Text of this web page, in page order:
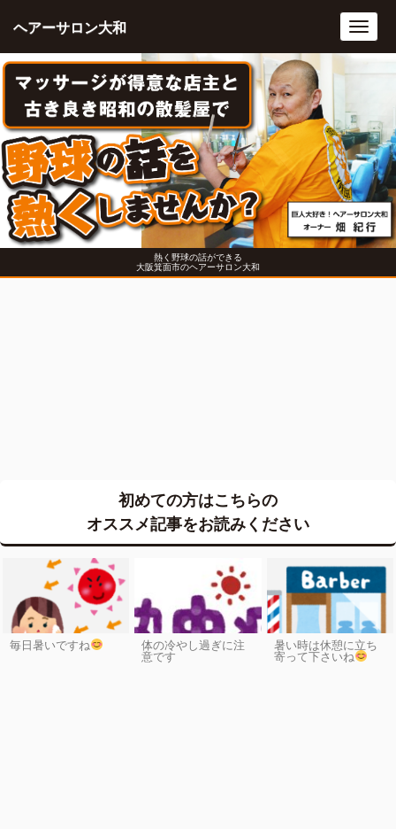
熱く野球の話ができる
大阪箕面市のヘアーサロン大和
ヘアーサロン大和
初めての方はこちらの
オススメ記事をお読みください
毎日暑いですね 体の冷やし過ぎに注
意です
暑い時は休憩に立ち
寄って下さいね